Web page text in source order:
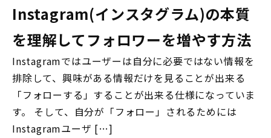
Instagram(インスタグラム)の本質
を理解してフォロワーを増やす方法
Instagramではユーザーは自分に必要ではない情報を
排除して、興味がある情報だけを見ることが出来る
「フォローする」することが出来る仕様になっていま
す。 そして、自分が「フォロー」されるためには
Instagramユーザ […]